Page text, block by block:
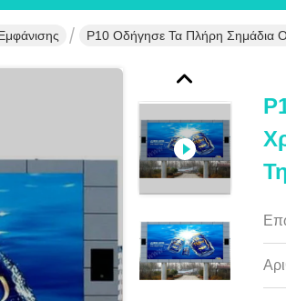
P10 Οδήγησε Τα Πλήρη Σημάδια